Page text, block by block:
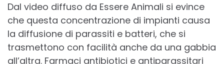
Dal video diffuso da Essere Animali si evince
che questa concentrazione di impianti causa
la diffusione di parassiti e batteri, che si
trasmettono con facilità anche da una gabbia
all’altra. Farmaci antibiotici e antiparassitari